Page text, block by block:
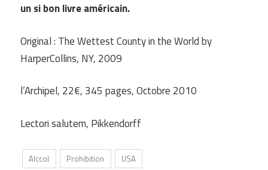
un si bon livre américain.
Original : The Wettest County in the World by
HarperCollins, NY, 2009
l’Archipel, 22€, 345 pages, Octobre 2010
Lectori salutem, Pikkendorff
Alccol Prohibition USA